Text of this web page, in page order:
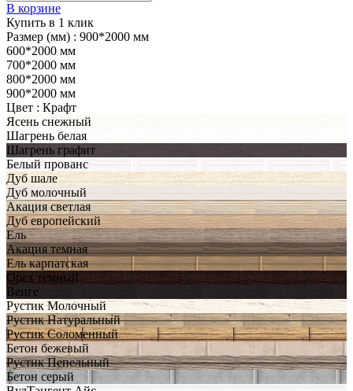
В корзине
Купить в 1 клик
Размер (мм) : 900*2000 мм
600*2000 мм
700*2000 мм
800*2000 мм
900*2000 мм
Цвет : Крафт
Ясень снежный
Шагрень белая
Шагрень графит
Белый прованс
Дуб шале
Дуб молочный
Акация светлая
Дуб европейский
Ель
Акация темная
Ель карпатская
Орех темный
Венге
Рустик Молочный
Рустик Натуральный
Рустик Соломенный
Бетон бежевый
Рустик Пепельный
Бетон серый